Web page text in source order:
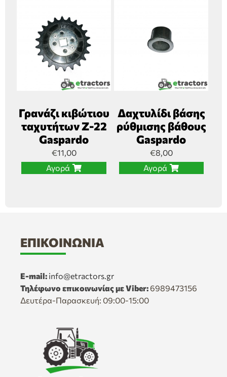
Γρανάζι κιβώτιου
ταχυτήτων Ζ-22
Gaspardo
€11,00
Αγορά
Δαχτυλίδι βάσης
ρύθμισης βάθους
Gaspardo
€8,00
Αγορά
ΕΠΙΚΟΙΝΩΝΊΑ
E-mail: info@etractors.gr
Τηλέφωνο επικοινωνίας με Viber: 6989473156
Δευτέρα-Παρασκευή: 09:00-15:00